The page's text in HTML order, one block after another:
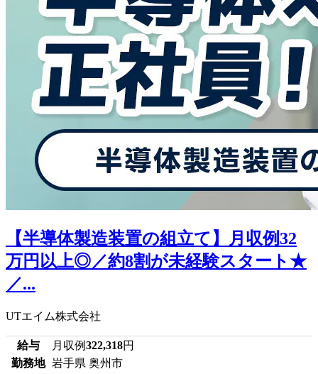
【半導体製造装置の組立て】月収例32
万円以上◎／約8割が未経験スタート★
／...
UTエイム株式会社
給与 月収例322,318円
勤務地 岩手県 奥州市